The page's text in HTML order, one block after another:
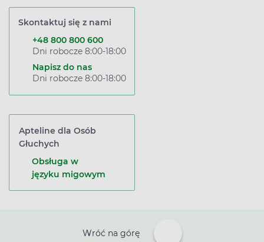
Skontaktuj się z nami
+48 800 800 600
Dni robocze 8:00-18:00
Napisz do nas
Dni robocze 8:00-18:00
Apteline dla Osób
Głuchych
Obsługa w
języku migowym
Wróć na górę